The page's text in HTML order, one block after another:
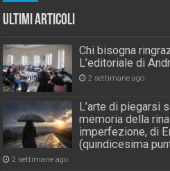
Ultimi Articoli
Chi bisogna
L’editoriale di
2 settimane ago
L’arte di piegarsi
memoria della
imperfezione, di
(quindicesima
2 settimane ago